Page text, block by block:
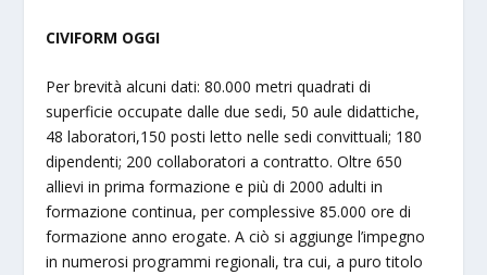
CIVIFORM OGGI
Per brevità alcuni dati: 80.000 metri quadrati di
superficie occupate dalle due sedi, 50 aule didattiche,
48 laboratori,150 posti letto nelle sedi convittuali; 180
dipendenti; 200 collaboratori a contratto. Oltre 650
allievi in prima formazione e più di 2000 adulti in
formazione continua, per complessive 85.000 ore di
formazione anno erogate. A ciò si aggiunge l’impegno
in numerosi programmi regionali, tra cui, a puro titolo